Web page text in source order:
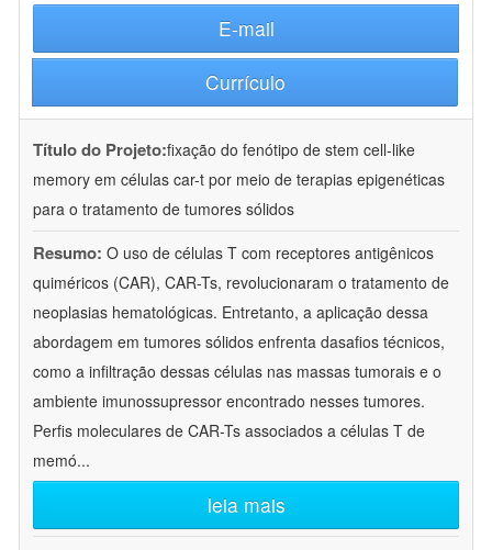
E-mail
Currículo
Título do Projeto:fixação do fenótipo de stem cell-like
memory em células car-t por meio de terapias epigenéticas
para o tratamento de tumores sólidos
Resumo: O uso de células T com receptores antigênicos
quiméricos (CAR), CAR-Ts, revolucionaram o tratamento de
neoplasias hematológicas. Entretanto, a aplicação dessa
abordagem em tumores sólidos enfrenta dasafios técnicos,
como a infiltração dessas células nas massas tumorais e o
ambiente imunossupressor encontrado nesses tumores.
Perfis moleculares de CAR-Ts associados a células T de
memó...
leia mais